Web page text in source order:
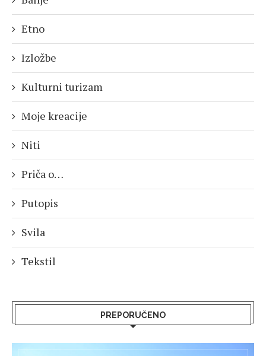
Etno
Izložbe
Kulturni turizam
Moje kreacije
Niti
Priča o…
Putopis
Svila
Tekstil
PREPORUČENO